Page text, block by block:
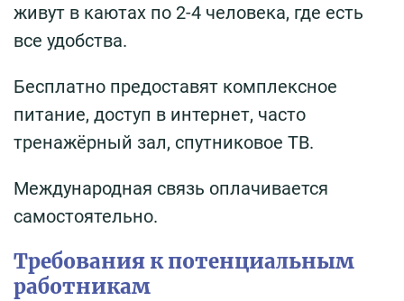
живут в каютах по 2-4 человека, где есть
все удобства.
Бесплатно предоставят комплексное
питание, доступ в интернет, часто
тренажёрный зал, спутниковое ТВ.
Международная связь оплачивается
самостоятельно.
Требования к потенциальным
работникам